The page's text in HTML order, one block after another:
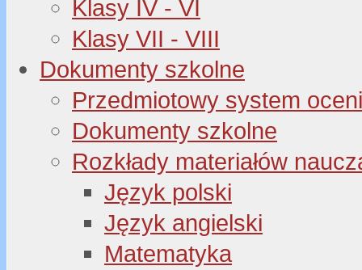
Klasy IV - VI
Klasy VII - VIII
Dokumenty szkolne
Przedmiotowy system
Dokumenty szkolne
Rozkłady materiałów
Język polski
Język angielski
Matematyka